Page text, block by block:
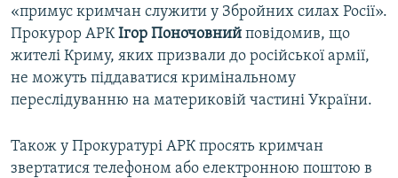
«примус кримчан служити у Збройних силах Росії».
Прокурор АРКІгор Поночовний повідомив, що
жителі Криму, яких призвали до російської армії,
не можуть піддаватися кримінальному
переслідуванню на материковій частині України.
Також у Прокуратурі АРК просять кримчан
звертатися телефоном або електронною поштою в